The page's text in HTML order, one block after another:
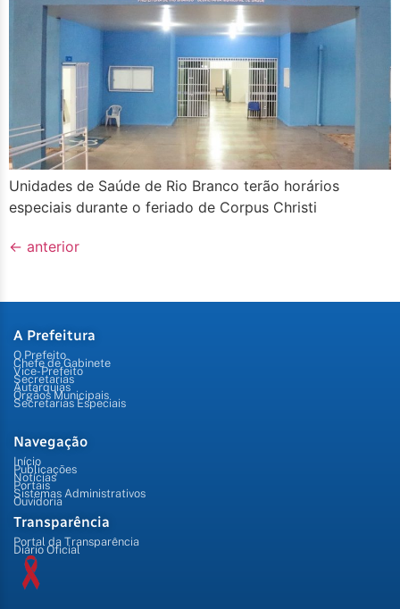
Unidades de Saúde de Rio Branco terão horários
especiais durante o feriado de Corpus Christi
← anterior
A Prefeitura
O Prefeito
Chefe de Gabinete
Vice-Prefeito
Secretarias
Autarquias
Órgãos Municipais
Secretarias Especiais
Navegação
Início
Publicações
Notícias
Portais
Sistemas Administrativos
Ouvidoria
Transparência
Portal da Transparência
Diário Oficial